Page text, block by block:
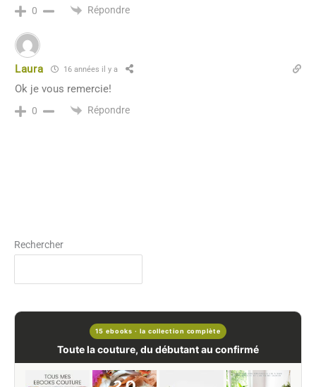
0 Répondre
Laura 16 années il y a
Ok je vous remercie!
0 Répondre
Rechercher
15 ebooks · la collection complète
Toute la couture, du débutant au confirmé